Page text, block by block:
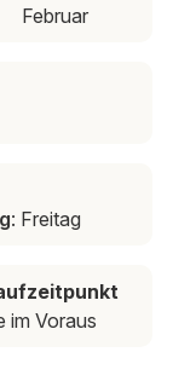
Februar
: Freitag
im Voraus